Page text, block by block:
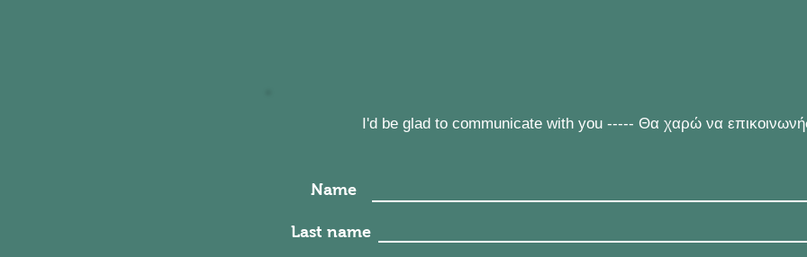
Name
Last name
I'd be glad to communicate with you ----- Θα χαρώ να